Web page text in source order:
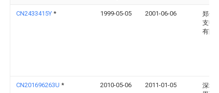
CN2433415Y * 1999-05-05 2001-06-06
郑州
支护
有限
CN201696263U * 2010-05-06 2011-01-05
深圳